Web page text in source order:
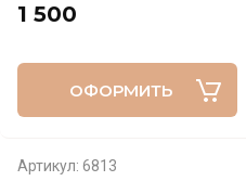
1 500
ОФОРМИТЬ
Артикул: 6813